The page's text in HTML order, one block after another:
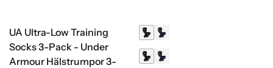
UA Ultra-Low Training
Socks 3-Pack - Under
Armour Hälstrumpor 3-
Återvunnet